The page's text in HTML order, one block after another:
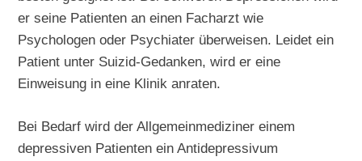
er seine Patienten an einen Facharzt wie
Psychologen oder Psychiater überweisen. Leidet ein
Patient unter Suizid-Gedanken, wird er eine
Einweisung in eine Klinik anraten.
Bei Bedarf wird der Allgemeinmediziner einem
depressiven Patienten ein Antidepressivum